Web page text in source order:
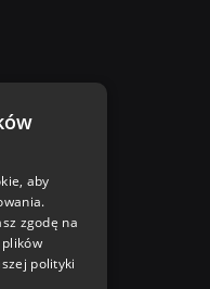
aby
zgodę na
polityki